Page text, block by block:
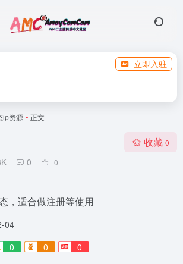
立即入驻
ip资源 • 正文
0 0
收藏 0
，适合做注册等使用
04
0 0 0